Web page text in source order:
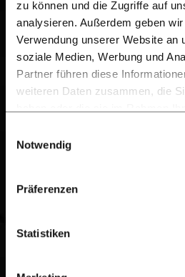
zu können und die Zugriffe auf
analysieren. Außerdem geben
Verwendung unserer Website an
soziale Medien, Werbung und
Partner führen diese
weiteren Daten zusammen, die
Notwendig
Präferenzen
Statistiken
voetafdruk op onze aarde:
CO2-Neutraal
hoofdkantoor en
neutrale omgeving.
Verantwoord Hardhout:
afkomstig uit
Als ons belangrijkste
de hardhoutsector te